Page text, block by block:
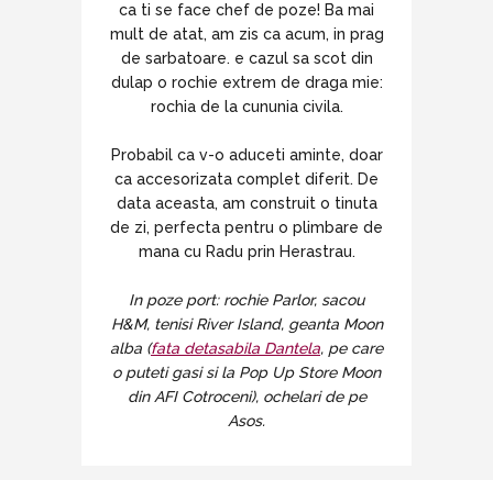
ca ti se face chef de poze! Ba mai
mult de atat, am zis ca acum, in prag
de sarbatoare. e cazul sa scot din
dulap o rochie extrem de draga mie:
rochia de la cununia civila.
Probabil ca v-o aduceti aminte, doar
ca accesorizata complet diferit. De
data aceasta, am construit o tinuta
de zi, perfecta pentru o plimbare de
mana cu Radu prin Herastrau.
In poze port: rochie Parlor, sacou
H&M, tenisi River Island, geanta Moon
alba (fata detasabila Dantela, pe care
o puteti gasi si la Pop Up Store Moon
din AFI Cotroceni), ochelari de pe
Asos.